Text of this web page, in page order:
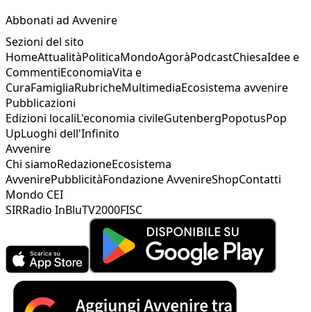
Abbonati ad Avvenire
Sezioni del sito
HomeAttualitàPoliticaMondoAgoràPodcastChiesaIdee e
CommentiEconomiaVita e
CuraFamigliaRubricheMultimediaEcosistema avvenire
Pubblicazioni
Edizioni localiL'economia civileGutenbergPopotusPop
UpLuoghi dell'Infinito
Avvenire
Chi siamoRedazioneEcosistema
AvvenirePubblicitàFondazione AvvenireShopContatti
Mondo CEI
SIRRadio InBluTV2000FISC